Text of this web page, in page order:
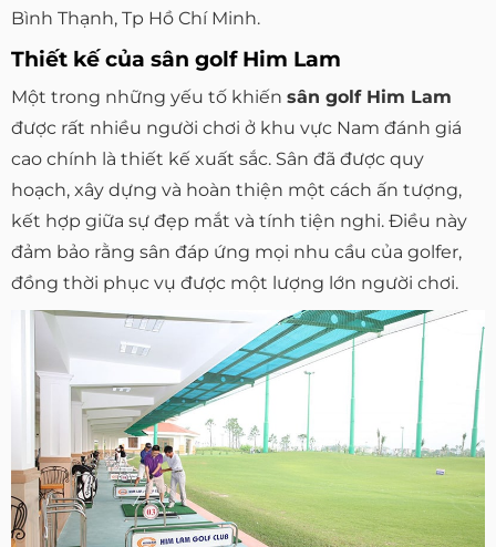
Bình Thạnh, Tp Hồ Chí Minh.
Thiết kế của sân golf Him Lam
Một trong những yếu tố khiến sân golf Him Lam
được rất nhiều người chơi ở khu vực Nam đánh giá
cao chính là thiết kế xuất sắc. Sân đã được quy
hoạch, xây dựng và hoàn thiện một cách ấn tượng,
kết hợp giữa sự đẹp mắt và tính tiện nghi. Điều này
đảm bảo rằng sân đáp ứng mọi nhu cầu của golfer,
đồng thời phục vụ được một lượng lớn người chơi.